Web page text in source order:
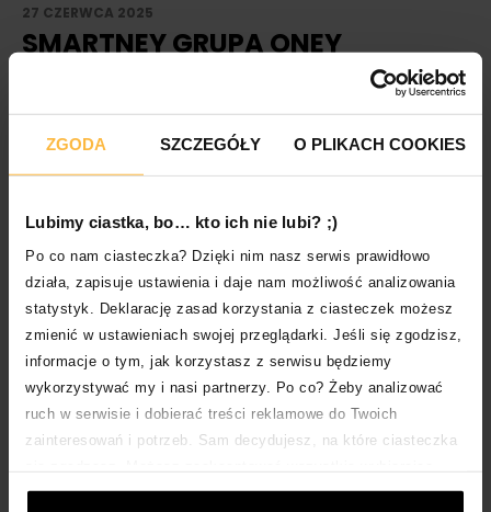
ZGODA SZCZEGÓŁY O PLIKACH COOKIES
Lubimy ciastka, bo… kto ich nie lubi? ;)
Po co nam ciasteczka? Dzięki nim nasz serwis prawidłowo
działa, zapisuje ustawienia i daje nam możliwość analizowania
statystyk. Deklarację zasad korzystania z ciasteczek możesz
zmienić w ustawieniach swojej przeglądarki. Jeśli się zgodzisz,
informacje o tym, jak korzystasz z serwisu będziemy
wykorzystywać my i nasi partnerzy. Po co? Żeby analizować
ruch w serwisie i dobierać treści reklamowe do Twoich
zainteresowań i potrzeb. Sam decydujesz, na które ciasteczka
„Akceptuje wszystkie i przechodzę DALEJ”; dostosować
27 CZERWCA 2025
SMARTNEY GRUPA ONEY
PONOWNIE NA MAPIE POLSKIEGO
FINTECHU!
ZESTAWIENIA FIRM KSZTAŁTUJĄCYCH PRZYSZŁOŚĆ
CZYTAJ WIĘCEJ